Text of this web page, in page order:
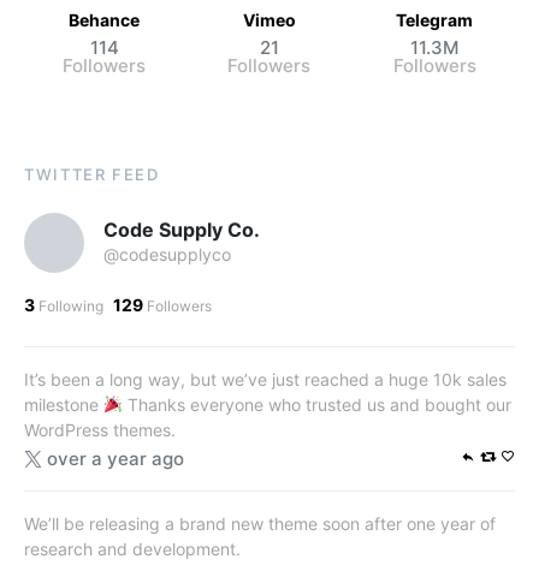
Behance
114
Followers
Vimeo
21
Followers
Telegram
11.3M
Followers
TWITTER FEED
Code Supply Co.
@codesupplyco
3 Following 129 Followers
It’s been a long way, but we’ve just reached a huge 10k sales
milestone
Thanks everyone who trusted us and bought our
WordPress themes.
over a year ago
We’ll be releasing a brand new theme soon after one year of
research and development.